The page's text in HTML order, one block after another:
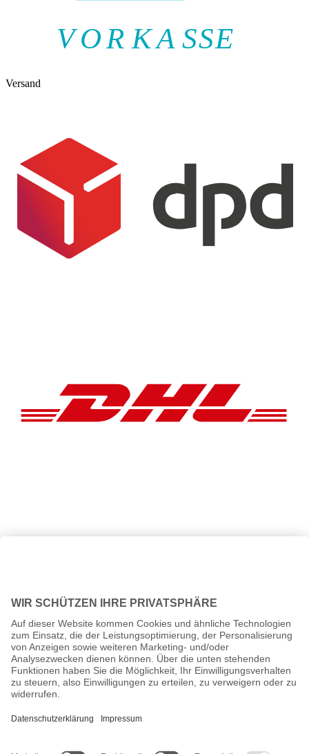
VOR KA SSE
Versand
ggf. Nachnahmegebühren, wenn nicht anders angegeben.